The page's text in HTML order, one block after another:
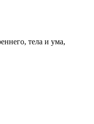
тела и ума,